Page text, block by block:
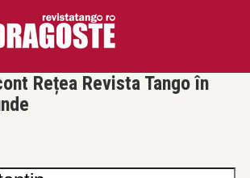
Rețea Revista Tango în